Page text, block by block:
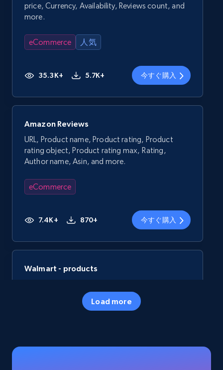
price, Currency, Availability, Reviews count, and
more.
eCommerce 人気
35.3K+ 5.7K+ 今すぐ購入
Amazon Reviews
URL, Product name, Product rating, Product
rating object, Product rating max, Rating,
Author name, Asin, and more.
eCommerce
7.4K+ 870+ 今すぐ購入
Walmart - products
Specifications, Image urls, Top reviews, and
Load more